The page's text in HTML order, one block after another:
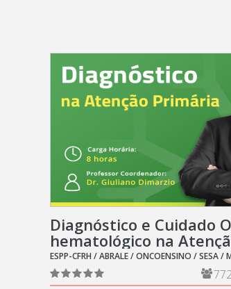
Diagnóstico e Cuidado
hematológico na
ESPP-CFRH / ABRALE / ONCOENSINO / SESA /